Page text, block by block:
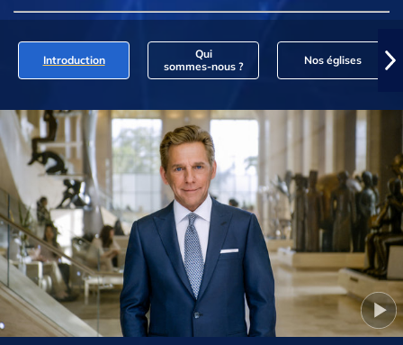
Introduction
Qui
sommes‑nous ?
Nos églises